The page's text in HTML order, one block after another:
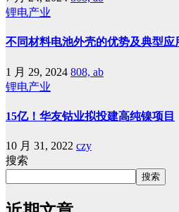
锂电产业
不同材料电池外壳的优势及典型应
1 月 29, 2024 808, ab
锂电产业
15亿！华友钴业拟投建高纯镍项目
10 月 31, 2022 czy
搜索
搜索